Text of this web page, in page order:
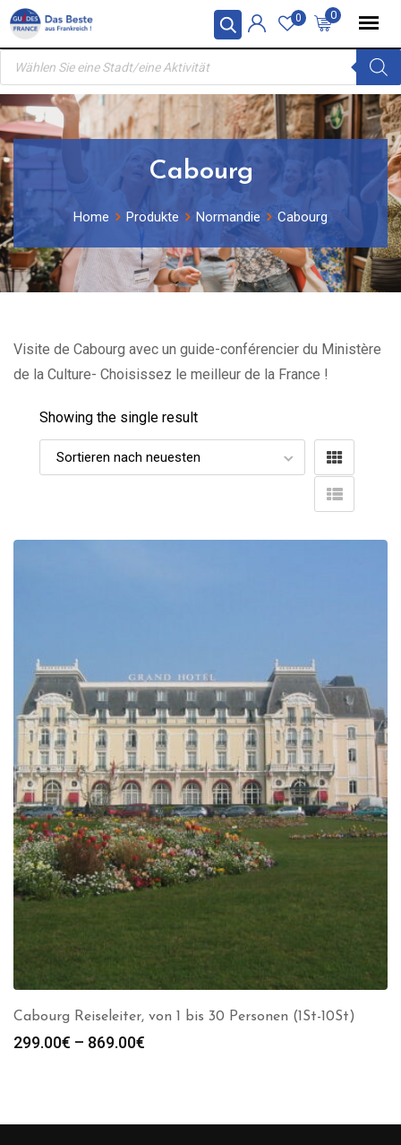
Skip
content
0
0
Products
search
Cabourg
Home Produkte Normandie Cabourg
Visite de Cabourg avec un guide-conférencier du Ministère
de la Culture- Choisissez le meilleur de la France !
Showing the single result
Cabourg Reiseleiter, von 1 bis 30 Personen (1St-10St)
299.00€ – 869.00€